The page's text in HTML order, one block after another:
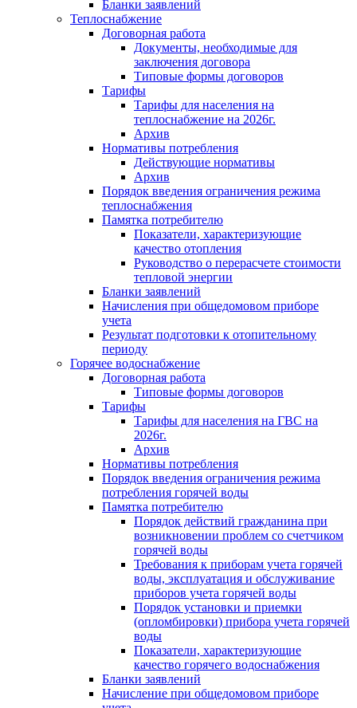
Бланки заявлений
Теплоснабжение
Договорная работа
Документы, необходимые для
заключения договора
Типовые формы договоров
Тарифы
Тарифы для населения на
теплоснабжение на 2026г.
Архив
Нормативы потребления
Действующие нормативы
Архив
Порядок введения ограничения режима
теплоснабжения
Памятка потребителю
Показатели, характеризующие
качество отопления
Руководство о перерасчете стоимости
тепловой энергии
Бланки заявлений
Начисления при общедомовом приборе
учета
Результат подготовки к отопительному
периоду
Горячее водоснабжение
Договорная работа
Типовые формы договоров
Тарифы
Тарифы для населения на ГВС на
2026г.
Архив
Нормативы потребления
Порядок введения ограничения режима
потребления горячей воды
Памятка потребителю
Порядок действий гражданина при
возникновении проблем со счетчиком
горячей воды
Требования к приборам учета горячей
воды, эксплуатация и обслуживание
приборов учета горячей воды
Порядок установки и приемки
(опломбировки) прибора учета горячей
воды
Показатели, характеризующие
качество горячего водоснабжения
Бланки заявлений
Начисление при общедомовом приборе